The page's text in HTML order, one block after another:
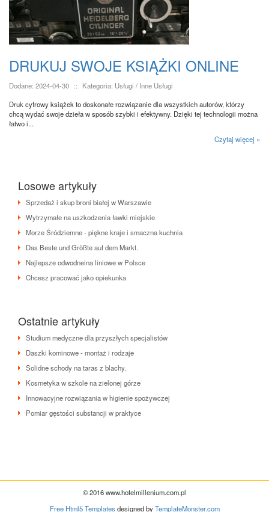
DRUKUJ SWOJE KSIĄŻKI ONLINE
Dodane: 2024-04-30 ::
Kategoria: Usługi / Inne Usługi
Druk cyfrowy książek to doskonałe rozwiązanie dla wszystkich autorów, którzy
chcą wydać swoje dzieła w sposób szybki i efektywny. Dzięki tej technologii można
łatwo i...
Czytaj więcej »
Losowe artykuły
Sprzedaż i skup broni białej w Warszawie
Wytrzymałe na uszkodzenia ławki miejskie
Morze Śródziemne - piękne kraje i smaczna kuchnia
Das Beste und Größte auf dem Markt.
Najlepsze odwodneina liniowe w Polsce
Chcesz pracować jako opiekunka
Ostatnie artykuły
Studium medyczne dla przyszłych specjalistów
Daszki kominowe - montaż i rodzaje
Solidne schody na taras z blachy.
Kosmetyka w szkole na zielonej górze
Innowacyjne rozwiązania w higienie spożywczej
Pomiar gęstości substancji w praktyce
© 2016 www.hotelmillenium.com.pl
Free Html5 Templatesdesigned byTemplateMonster.com